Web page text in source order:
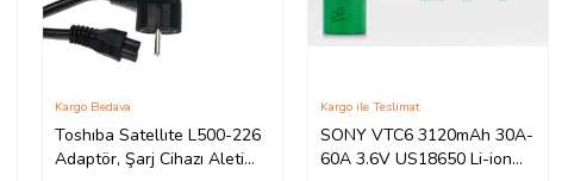
Toshıba Satellıte L500-226
Adaptör, Şarj Cihazı Aleti
Kargo Bedava
SONY VTC6 3120mAh 30A-
60A 3.6V US18650 Li-ion
Kargo ile Teslimat